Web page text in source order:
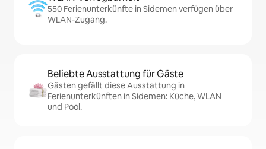
550 Ferienunterkünfte in Sidemen verfügen über
WLAN-Zugang.
Beliebte Ausstattung für Gäste
Gästen gefällt diese Ausstattung in
Ferienunterkünften in Sidemen: Küche, WLAN
und Pool.